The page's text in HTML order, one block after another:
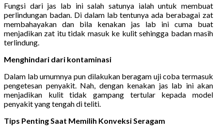
Fungsi dari jas lab ini salah satunya ialah untuk membuat
perlindungan badan. Di dalam lab tentunya ada berabagai zat
membahayakan dan bila kenakan jas lab ini cuma buat
menjadikan zat itu tidak masuk ke kulit sehingga badan masih
terlindung.
Menghindari dari kontaminasi
Dalam lab umumnya pun dilakukan beragam uji coba termasuk
pengetesan penyakit. Nah, dengan kenakan jas lab ini akan
menjadikan kulit tidak gampang tertular kepada model
penyakit yang tengah di teliti.
Tips Penting Saat Memilih Konveksi Seragam